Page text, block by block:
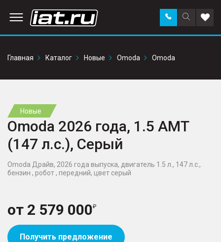
Поиск
по
Заказать
звонок в
Главная
Каталог Новые Omoda Omoda
Новые
Omoda 2026 года, 1.5 AMT
(147 л.с.), Серый
Omoda Драйв, 2026 года выпуска, двигатель 1.5 л., 147 л.с.,
бензин , робот , передний, цвет серый
от 2 579 000
Получить предложение